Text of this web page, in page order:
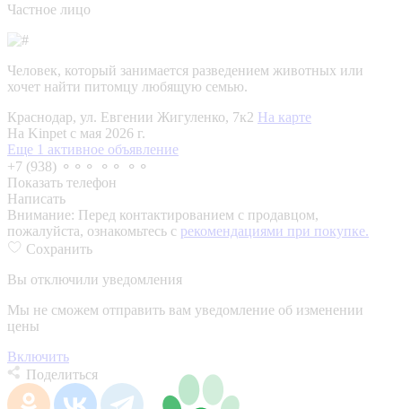
Частное лицо
Человек, который занимается разведением животных или
хочет найти питомцу любящую семью.
Краснодар, ул. Евгении Жигуленко, 7к2 На карте
На Kinpet c мая 2026 г.
Еще 1 активное объявление
+7 (938) ⚬⚬⚬ ⚬⚬ ⚬⚬
Показать телефон
Написать
Внимание: Перед контактированием с продавцом,
пожалуйста, ознакомьтесь с рекомендациями при покупке.
Сохранить
Вы отключили уведомления
Мы не сможем отправить вам уведомление об изменении
цены
Включить
Поделиться